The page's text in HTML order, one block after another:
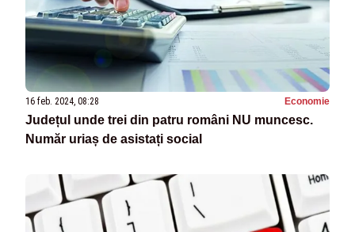
16 feb. 2024, 08:28 Economie
Județul unde trei din patru români NU muncesc.
Număr uriaș de asistați social